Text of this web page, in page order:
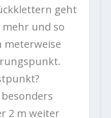
geht
und so
meterweise
2 m weiter